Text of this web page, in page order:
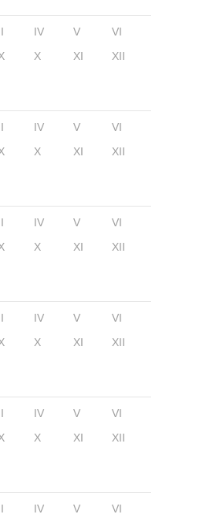
IV V
VI
X XI XII
IV V
VI
X XI XII
IV V
VI
X XI XII
IV V
VI
X XI XII
IV V
VI
X XI XII
IV V VI